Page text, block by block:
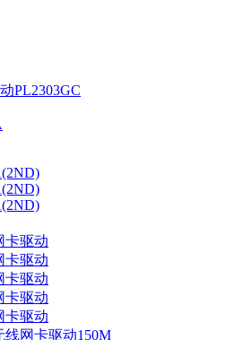
PL2303GC
卡驱动
卡驱动
卡驱动
卡驱动
卡驱动
线网卡驱动150M